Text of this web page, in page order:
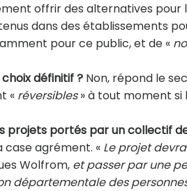
offrir des alternatives pour
dans des établissements
pour ce public, et de «
choix définitif ? Non, répond le
« réversibles» à tout moment si
projets portés par un collectif
case agrément. « Le projet
Wolfrom, et passer par une
départementale des